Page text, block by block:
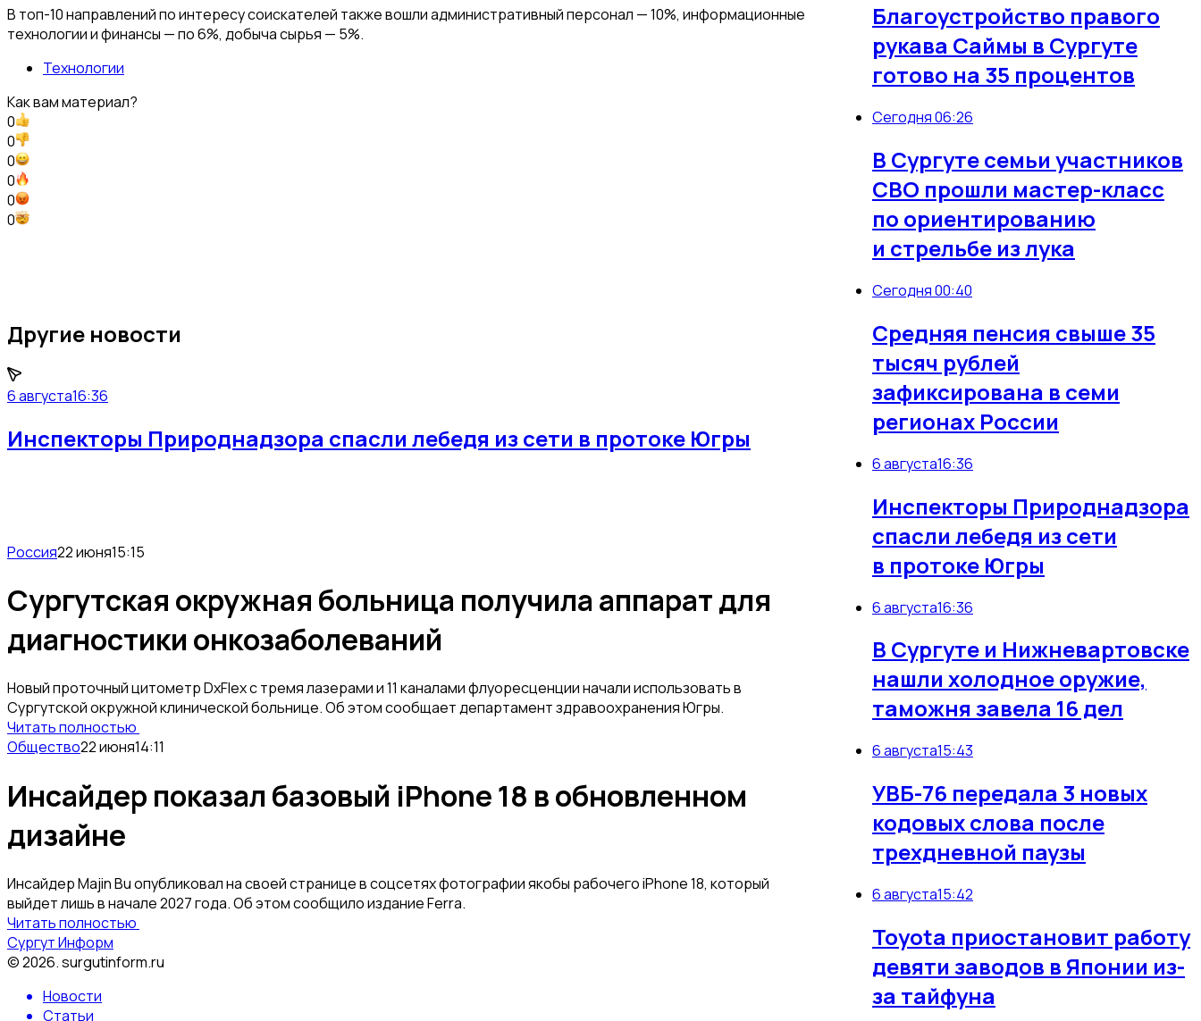
Благоустройство правого
рукава Саймы в Сургуте
готово на 35 процентов
Сегодня 06:26
В Сургуте семьи участников
СВО прошли мастер-класс
по ориентированию
и стрельбе из лука
Сегодня 00:40
Средняя пенсия свыше 35
тысяч рублей
зафиксирована в семи
регионах России
6 августа16:36
Инспекторы Природнадзора
спасли лебедя из сети
в протоке Югры
6 августа16:36
В Сургуте и Нижневартовске
нашли холодное оружие,
таможня завела 16 дел
6 августа15:43
УВБ-76 передала 3 новых
кодовых слова после
трехдневной паузы
6 августа15:42
Toyota приостановит работу
девяти заводов в Японии из-
за тайфуна
В топ-10 направлений по интересу соискателей также вошли административный персонал — 10%, информационные
технологии и финансы — по 6%, добыча сырья — 5%.
Технологии
Как вам материал?
0
0
0
0
0
0
Другие новости
6 августа16:36
Инспекторы Природнадзора спасли лебедя из сети в протоке Югры
Россия22 июня15:15
Сургутская окружная больница получила аппарат для
диагностики онкозаболеваний
Новый проточный цитометр DxFlex с тремя лазерами и 11 каналами флуоресценции начали использовать в
Сургутской окружной клинической больнице. Об этом сообщает департамент здравоохранения Югры.
Читать полностью
Общество22 июня14:11
Инсайдер показал базовый iPhone 18 в обновленном
дизайне
Инсайдер Majin Bu опубликовал на своей странице в соцсетях фотографии якобы рабочего iPhone 18, который
выйдет лишь в начале 2027 года. Об этом сообщило издание Ferra.
Читать полностью
Сургут Информ
©2026.surgutinform.ru
Новости
Статьи